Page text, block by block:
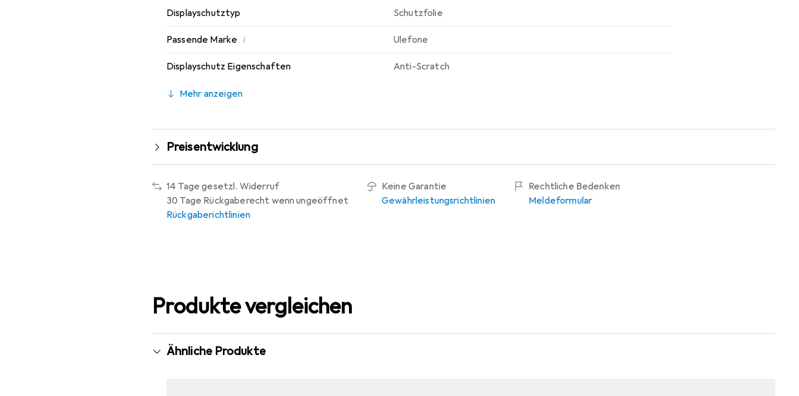
Displayschutztyp Schutzfolie
Passende Marke i Ulefone
Displayschutz Eigenschaften Anti-Scratch
Mehr anzeigen
Preisentwicklung
14 Tage gesetzl. Widerruf
30 Tage Rückgaberecht wenn ungeöffnet
Rückgaberichtlinien
Keine Garantie
Gewährleistungsrichtlinien
Rechtliche Bedenken
Meldeformular
Produkte vergleichen
Ähnliche Produkte